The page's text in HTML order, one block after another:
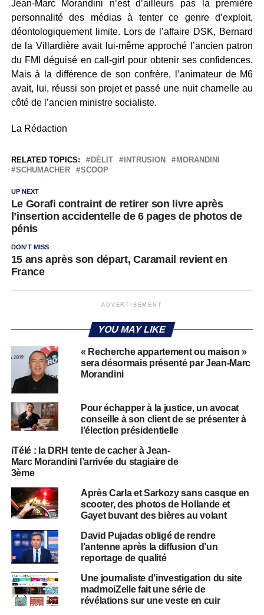
Jean-Marc Morandini n’est d’ailleurs pas la première
personnalité des médias à tenter ce genre d’exploit,
déontologiquement limite. Lors de l’affaire DSK, Bernard
de la Villardière avait lui-même approché l’ancien patron
du FMI déguisé en call-girl pour obtenir ses confidences.
Mais à la différence de son confrère, l’animateur de M6
avait, lui, réussi son projet et passé une nuit charnelle au
côté de l’ancien ministre socialiste.
La Rédaction
RELATED TOPICS: DÉLIT INTRUSION
MORANDINI
SCHUMACHER
SCOOP
UP NEXT
Le Gorafi contraint de retirer son livre après
l’insertion accidentelle de 6 pages de photos de
pénis
DON'T MISS
15 ans après son départ, Caramail revient en
France
ADVERTISEMENT
YOU MAY LIKE
« Recherche appartement ou maison »
sera désormais présenté par Jean-Marc
Morandini
Pour échapper à la justice, un avocat
conseille à son client de se présenter à
l’élection présidentielle
iTélé : la DRH tente de cacher à Jean-
Marc Morandini l’arrivée du stagiaire de
3ème
Après Carla et Sarkozy sans casque en
scooter, des photos de Hollande et
Gayet buvant des bières au volant
David Pujadas obligé de rendre
l’antenne après la diffusion d’un
reportage de qualité
Une journaliste d’investigation du site
madmoiZelle fait une série de
révélations sur une veste en cuir